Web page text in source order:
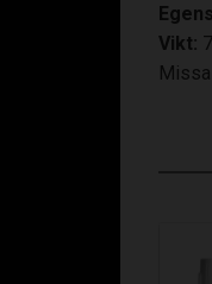
Vikt:
Missa